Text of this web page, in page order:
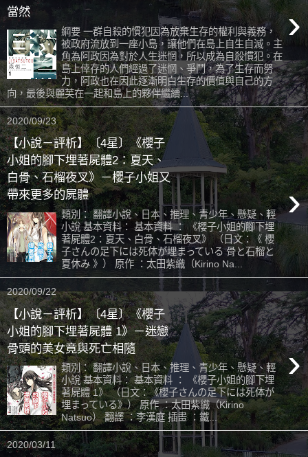
當然
›
綱要 一群自殺的慣犯因為放棄生存的權利與義務，
被政府流放到一座小島，讓他們在島上自生自滅。主
角為阿政因為對於人生迷惘，所以成為自殺慣犯。在
島上倖存的人們經過了迷惘、爭鬥，為了生存而努
力，阿政也在因此逐漸明白生存的價值與自己的方
向，最後與麗芙在一起和島上的夥伴繼續...
2020/09/23
【小說－評析】〔4星〕《櫻子
小姐的腳下埋著屍體2：夏天、
白骨、石榴夜叉》－櫻子小姐又
帶來更多的屍體
›
類別： 翻譯小說、日本、推理、青少年、懸疑、輕
小說 基本資料： 基本資料 ： 《櫻子小姐的腳下埋
著屍體2：夏天、白骨、石榴夜叉》 （日文：《 櫻
子さんの足下には死体が埋まっている 骨と石榴と
夏休み 》） 原作 ：太田紫織（Kirino Na...
2020/09/22
【小說－評析】〔4星〕《櫻子
小姐的腳下埋著屍體 1》－迷戀
骨頭的美女竟與死亡相隨
›
類別： 翻譯小說、日本、推理、青少年、懸疑、輕
小說 基本資料： 基本資料 ： 《櫻子小姐的腳下埋
著屍體 1》 （日文：《櫻子さんの足下には死体が
埋まっている》） 原作 ：太田紫織（Kirino
Natsuo） 翻譯 ：李漢庭 插畫 ：鐵...
2020/03/11